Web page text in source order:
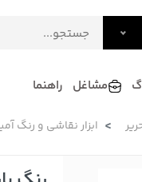
مشاغل راهنما
ابزار نقاشی و رنگ